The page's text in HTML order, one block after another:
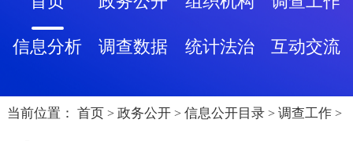
信息分析 调查数据 统计法治 互动交流
当前位置： 首页 > 政务公开 > 信息公开目录 > 调查工作 >